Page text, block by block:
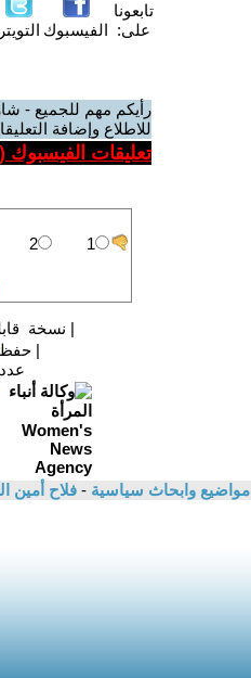
تابعونا
على: الفيسبوك التويتر
رأيكم مهم للجميع -
للاطلاع وإضافة
تعليقات الفيسبوك (
| نسخة
|حفظ
عدد
مواضيع وابحاث سياسية - فلاح أمين